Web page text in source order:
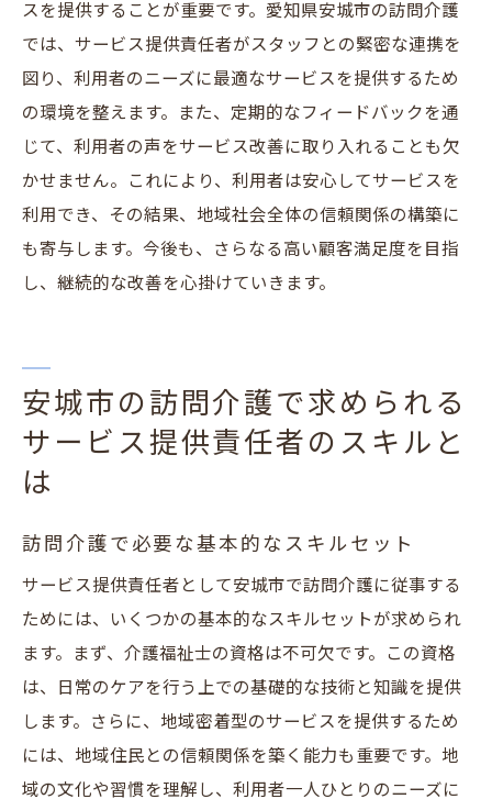
スを提供することが重要です。愛知県安城市の訪問介護
では、サービス提供責任者がスタッフとの緊密な連携を
図り、利用者のニーズに最適なサービスを提供するため
の環境を整えます。また、定期的なフィードバックを通
じて、利用者の声をサービス改善に取り入れることも欠
かせません。これにより、利用者は安心してサービスを
利用でき、その結果、地域社会全体の信頼関係の構築に
も寄与します。今後も、さらなる高い顧客満足度を目指
し、継続的な改善を心掛けていきます。
安城市の訪問介護で求められる
サービス提供責任者のスキルと
は
訪問介護で必要な基本的なスキルセット
サービス提供責任者として安城市で訪問介護に従事する
ためには、いくつかの基本的なスキルセットが求められ
ます。まず、介護福祉士の資格は不可欠です。この資格
は、日常のケアを行う上での基礎的な技術と知識を提供
します。さらに、地域密着型のサービスを提供するため
には、地域住民との信頼関係を築く能力も重要です。地
域の文化や習慣を理解し、利用者一人ひとりのニーズに